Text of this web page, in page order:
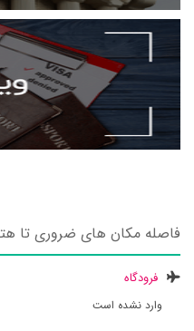
فاصله مکان های ضروری تا
فرودگاه
وارد نشده است